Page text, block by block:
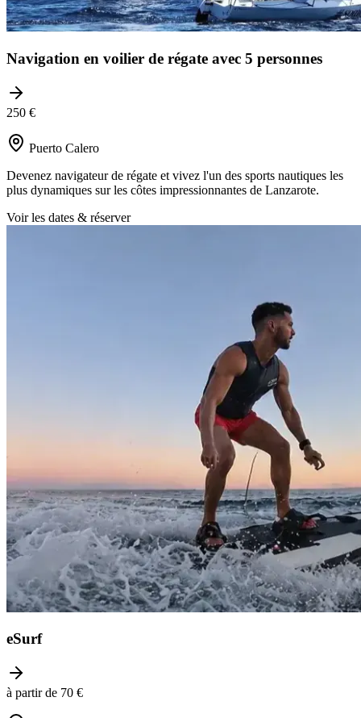
Navigation en voilier de régate avec 5 personnes
250 €
Puerto Calero
Devenez navigateur de régate et vivez l'un des sports nautiques les
plus dynamiques sur les côtes impressionnantes de Lanzarote.
Voir les dates & réserver
eSurf
à partir de 70 €